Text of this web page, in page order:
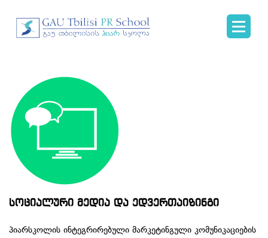
სოციალური მედია და ედვერთაიზინგი
პიარსკოლის ინტეგრირებული მარკეტინგული კომუნიკაციების